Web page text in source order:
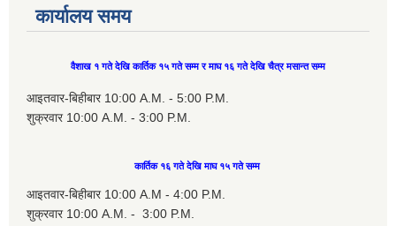
कार्यालय समय
वैशाख १ गते देखि कार्तिक १५ गते सम्म र माघ १६ गते देखि चैत्र मसान्त सम्म
आइतवार-बिहीबार 10:00 A.M. - 5:00 P.M.
शुक्रवार 10:00 A.M. - 3:00 P.M.
कार्तिक १६ गते देखि माघ १५ गते सम्म
आइतवार-बिहीबार 10:00 A.M - 4:00 P.M.
शुक्रवार 10:00 A.M. - 3:00 P.M.